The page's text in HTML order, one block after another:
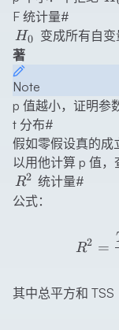
F 统计量#
H_0
H0 变成所有自
著
Note
p 值越小，证明参
t 分布#
假如零假设真的成
以用他计算 p 值
R^2
R2 统计量#
公式：
R2 =
其中总平方和 TSS